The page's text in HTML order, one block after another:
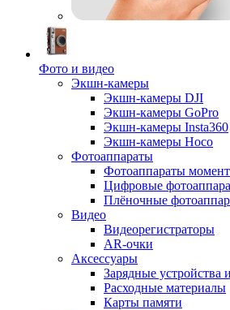
Фото и видео
Экшн-камеры
Экшн-камеры DJI
Экшн-камеры GoPro
Экшн-камеры Insta360
Экшн-камеры Hoco
Фотоаппараты
Фотоаппараты
Цифровые
Плёночные
Видео
Видеорегистраторы
AR-очки
Аксессуары
Зарядные устройства
Расходные материалы
Карты памяти